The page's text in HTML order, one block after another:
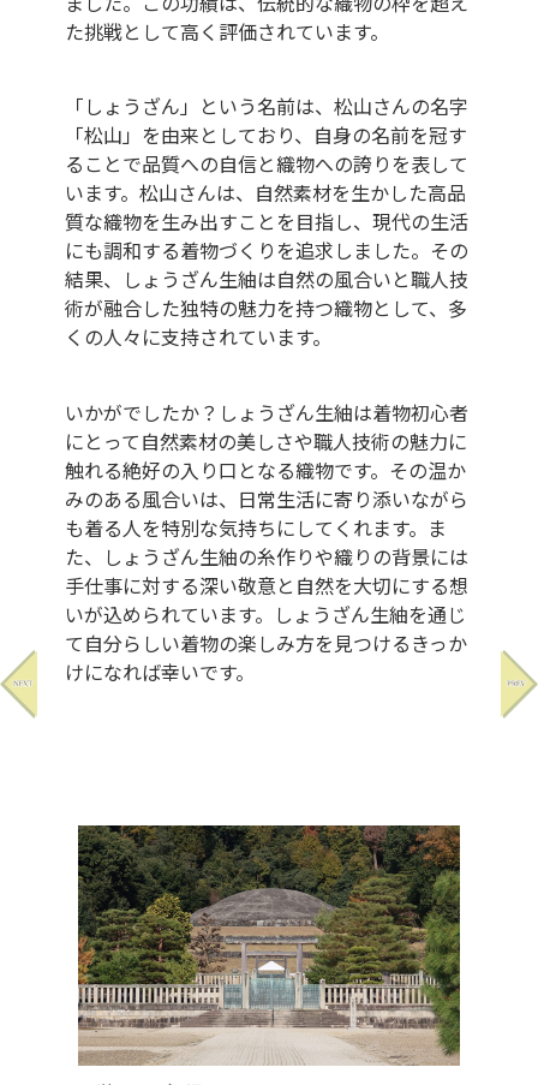
た挑戦として高く評価されています。
「しょうざん」という名前は、松山さんの名字
「松山」を由来としており、自身の名前を冠す
ることで品質への自信と織物への誇りを表して
います。松山さんは、自然素材を生かした高品
質な織物を生み出すことを目指し、現代の生活
にも調和する着物づくりを追求しました。その
結果、しょうざん生紬は自然の風合いと職人技
術が融合した独特の魅力を持つ織物として、多
くの人々に支持されています。
いかがでしたか？しょうざん生紬は着物初心者
にとって自然素材の美しさや職人技術の魅力に
触れる絶好の入り口となる織物です。その温か
みのある風合いは、日常生活に寄り添いながら
も着る人を特別な気持ちにしてくれます。ま
た、しょうざん生紬の糸作りや織りの背景には
手仕事に対する深い敬意と自然を大切にする想
いが込められています。しょうざん生紬を通じ
て自分らしい着物の楽しみ方を見つけるきっか
けになれば幸いです。